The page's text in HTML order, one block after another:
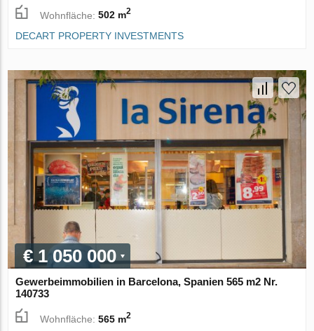
Wohnfläche:502 m2
DECART PROPERTY INVESTMENTS
€ 1 050 000
Gewerbeimmobilien in Barcelona, Spanien 565 m2 Nr.
140733
Wohnfläche:565 m2